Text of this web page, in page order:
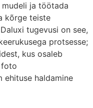
ja töötada
kõrge teiste
tugevusi on see,
protsesse;
kus osaleb
foto
ehituse haldamine